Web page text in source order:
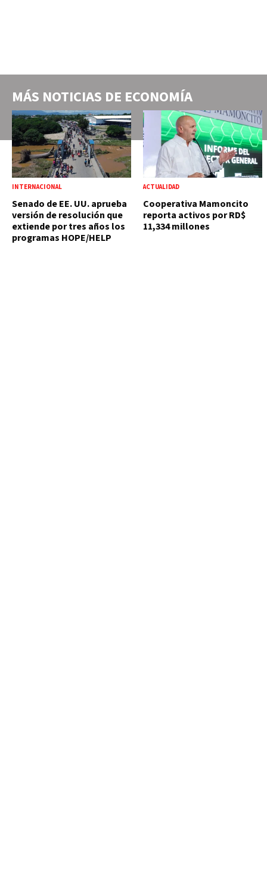
MÁS NOTICIAS DE ECONOMÍA
INTERNACIONAL
Senado de EE. UU. aprueba
versión de resolución que
extiende por tres años los
programas HOPE/HELP
ACTUALIDAD
Cooperativa Mamoncito
reporta activos por RD$
11,334 millones